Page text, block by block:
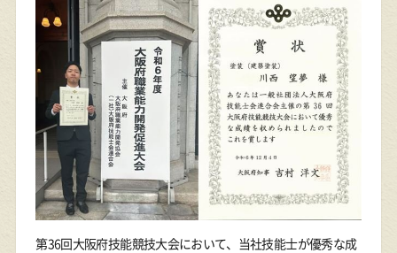
第36回大阪府技能競技大会において、当社技能士が優秀な成